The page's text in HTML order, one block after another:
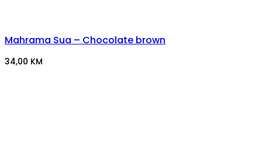
Mahrama Sua – Chocolate brown
34,00 KM